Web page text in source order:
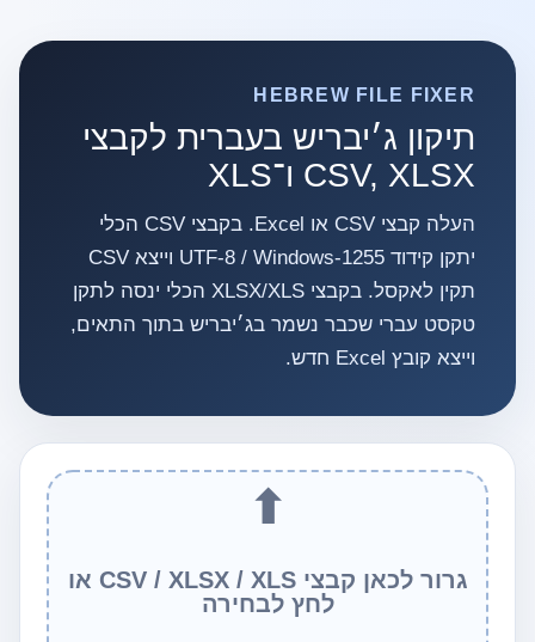
HEBREW FILE FIXER
תיקון ג׳יבריש בעברית לקבצי
CSV, XLSX ו־XLS
העלה קבצי CSV או Excel. בקבצי CSV הכלי
יתקן קידוד UTF‑8 / Windows‑1255 וייצא CSV
תקין לאקסל. בקבצי XLSX/XLS הכלי ינסה לתקן
טקסט עברי שכבר נשמר בג׳יבריש בתוך התאים,
וייצא קובץ Excel חדש.
⬆
גרור לכאן קבצי CSV / XLSX / XLS או
לחץ לבחירה